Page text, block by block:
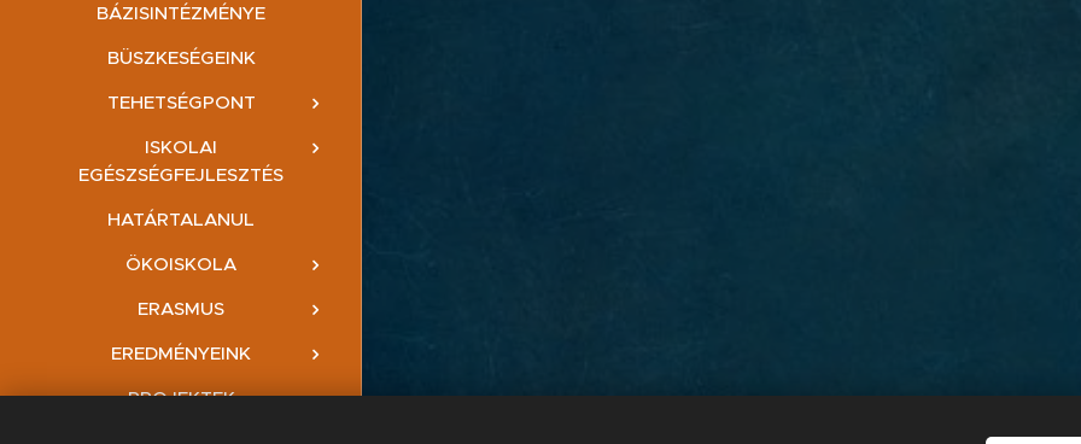
BÁZISINTÉZMÉNYE
BÜSZKESÉGEINK
TEHETSÉGPONT
ISKOLAI
EGÉSZSÉGFEJLESZTÉS
HATÁRTALANUL
ÖKOISKOLA
ERASMUS
EREDMÉNYEINK
PROJEKTEK